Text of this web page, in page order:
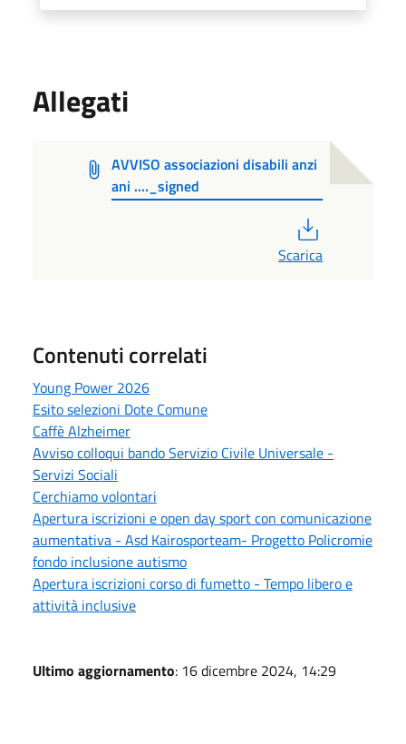
Allegati
AVVISO associazioni disabili anzi
ani ...._signed
Scarica
Contenuti correlati
Young Power 2026
Esito selezioni Dote Comune
Caffè Alzheimer
Avviso colloqui bando Servizio Civile Universale -
Servizi Sociali
Cerchiamo volontari
Apertura iscrizioni e open day sport con comunicazione
aumentativa - Asd Kairosporteam- Progetto Policromie
fondo inclusione autismo
Apertura iscrizioni corso di fumetto - Tempo libero e
attività inclusive
Ultimo aggiornamento: 16 dicembre 2024, 14:29